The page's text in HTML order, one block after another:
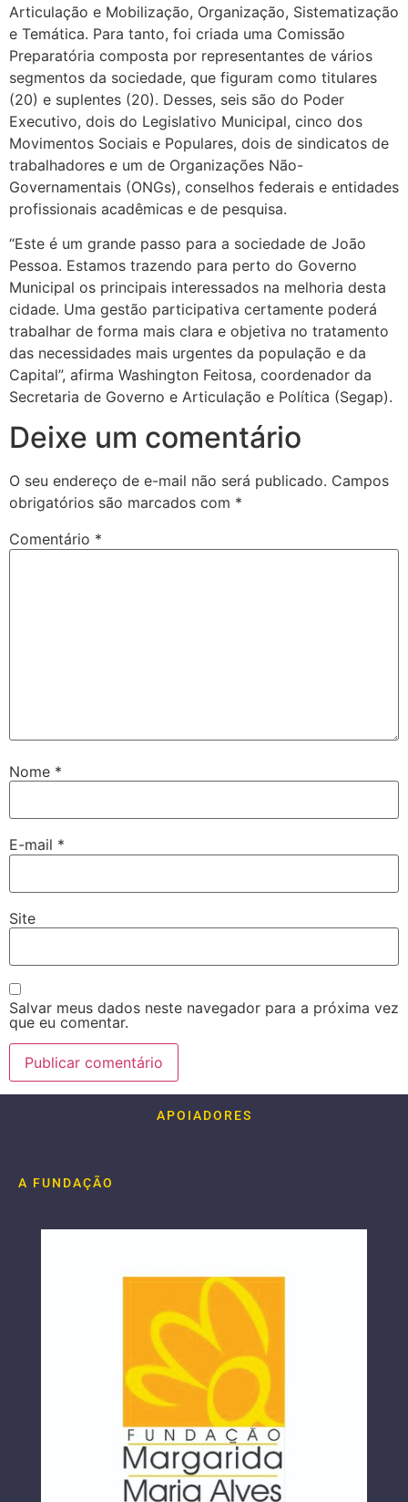
Articulação e Mobilização, Organização, Sistematização
e Temática. Para tanto, foi criada uma Comissão
Preparatória composta por representantes de vários
segmentos da sociedade, que figuram como titulares
(20) e suplentes (20). Desses, seis são do Poder
Executivo, dois do Legislativo Municipal, cinco dos
Movimentos Sociais e Populares, dois de sindicatos de
trabalhadores e um de Organizações Não-
Governamentais (ONGs), conselhos federais e entidades
profissionais acadêmicas e de pesquisa.
“Este é um grande passo para a sociedade de João
Pessoa. Estamos trazendo para perto do Governo
Municipal os principais interessados na melhoria desta
cidade. Uma gestão participativa certamente poderá
trabalhar de forma mais clara e objetiva no tratamento
das necessidades mais urgentes da população e da
Capital”, afirma Washington Feitosa, coordenador da
Secretaria de Governo e Articulação e Política (Segap).
Deixe um comentário
O seu endereço de e-mail não será publicado. Campos
obrigatórios são marcados com *
Comentário *
Nome *
E-mail *
Site
Salvar meus dados neste navegador para a próxima vez
que eu comentar.
APOIADORES
A FUNDAÇÃO